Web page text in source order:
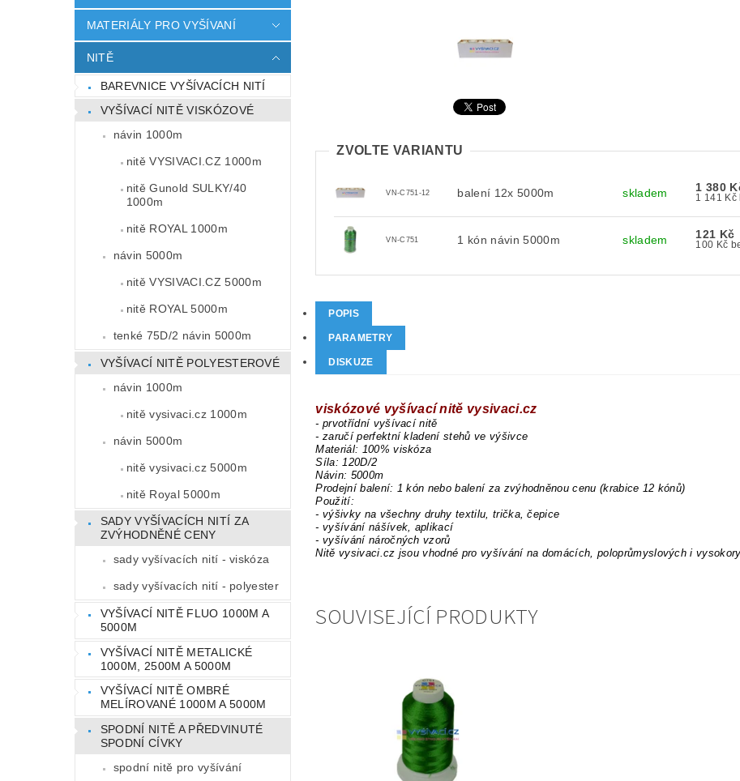
MATERIÁLY PRO VYŠÍVANÍ
NITĚ
BAREVNICE VYŠÍVACÍCH NITÍ
VYŠÍVACÍ NITĚ VISKÓZOVÉ
návin 1000m
nitě VYSIVACI.CZ 1000m
nitě Gunold SULKY/40
1000m
nitě ROYAL 1000m
návin 5000m
nitě VYSIVACI.CZ 5000m
nitě ROYAL 5000m
tenké 75D/2 návin 5000m
VYŠÍVACÍ NITĚ POLYESTEROVÉ
návin 1000m
nitě vysivaci.cz 1000m
návin 5000m
nitě vysivaci.cz 5000m
nitě Royal 5000m
SADY VYŠÍVACÍCH NITÍ ZA
ZVÝHODNĚNÉ CENY
sady vyšívacích nití - viskóza
sady vyšívacích nití - polyester
VYŠÍVACÍ NITĚ FLUO 1000M A
5000M
VYŠÍVACÍ NITĚ METALICKÉ
1000M, 2500M A 5000M
VYŠÍVACÍ NITĚ OMBRÉ
MELÍROVANÉ 1000M A 5000M
SPODNÍ NITĚ A PŘEDVINUTÉ
SPODNÍ CÍVKY
spodní nitě pro vyšívání
ZVOLTE VARIANTU
VN-C751-12 balení 12x 5000m skladem 1 380
VN-C751 1 kón návin 5000m skladem 121 Kč
POPIS
PARAMETRY
DISKUZE
viskózové vyšívací nitě vysivaci.cz
- prvotřídní vyšívací nitě
- zaručí perfektní kladení stehů ve výšivce
Materiál: 100% viskóza
Síla: 120D/2
Návin: 5000m
Prodejní balení: 1 kón nebo balení za zvýhodněnou cenu (krabice 12 kónů)
Použití:
- výšivky na všechny druhy textilu, trička, čepice
- vyšívání nášívek, aplikací
- vyšívání náročných vzorů
Nitě vysivaci.cz jsou vhodné pro vyšívání na domácích, poloprůmyslových i
SOUVISEJÍCÍ PRODUKTY